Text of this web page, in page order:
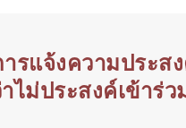
รแจ้งความประส
ไม่ประสงค์เข้าร่